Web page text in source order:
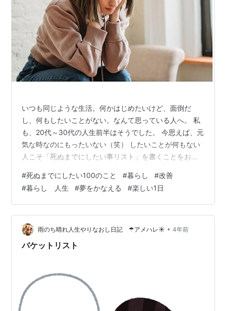
いつも同じような生活。何かはじめたいけど、面倒だ
し、何もしたいことがない。なんて思っている人へ。 私
も、20代～30代の人生前半はそうでした。 今思えば、元
気な時なのにもったいない（笑） したいことが何もない
人こそ「死ぬまでにしたい事リスト」を書くことをおス
けばOK(*´ω｀*) 私も「したくない事」を書き出していた
ら、現実になりましたよ。 書き方は自由ですが、注意点
があります。 ★書く前の注意点 お金がないからできな
い…もう高齢だからできない…体力がないからできない…
などと言うのは後回し。 現実的かどうかは後で考えまし
ょう。 なんでもでき…
#死ぬまでにしたい100のこと #暮らし #改善
#暮らし 人生 #夢をかなえる #楽しい1日
雨のち晴れ人生やりなおし日記 ☂アメハレ☀ • 4年前
バケットリスト